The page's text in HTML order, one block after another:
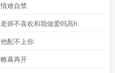
情难自禁
老师不喜欢和我做爱吗高h
他配不上你
帷幕再开